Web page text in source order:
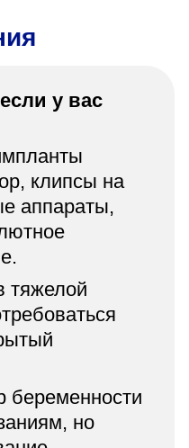
у вас
клипсы на
аппараты,
тяжелой
беременности
но